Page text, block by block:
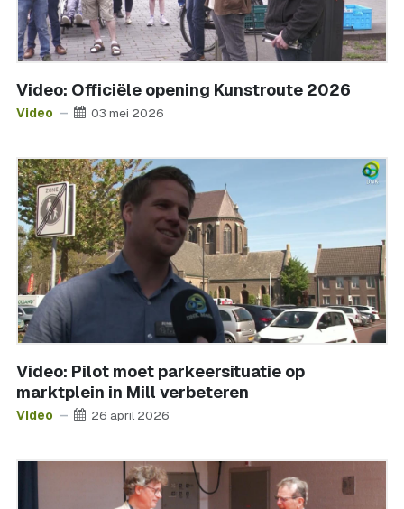
Video: Officiële opening Kunstroute 2026
Video 03 mei 2026
Video: Pilot moet parkeersituatie op
marktplein in Mill verbeteren
Video 26 april 2026